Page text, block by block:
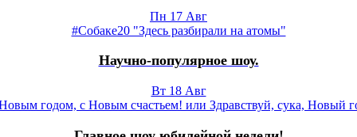
Пн 17 Авг
#Собаке20 "Здесь разбирали на атомы"
Научно-популярное шоу.
Вт 18 Авг
годом, с Новым счастьем! или Здравствуй, сука, Новый